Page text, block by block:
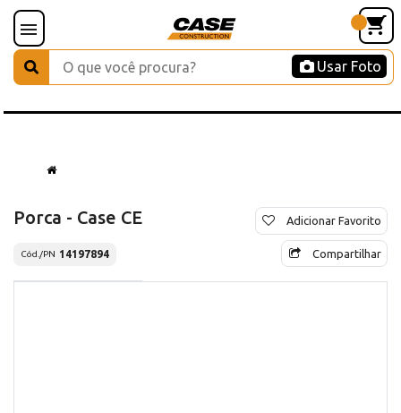
Usar Foto
Porca - Case CE
Cód./PN 14197894
Adicionar Favorito
Compartilhar